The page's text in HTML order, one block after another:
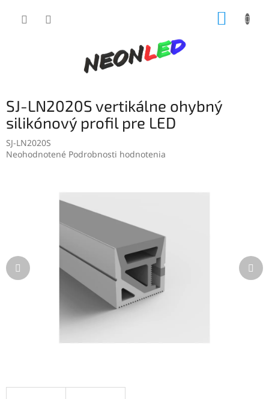
SJ-LN2020S vertikálne ohybný
silikónový profil pre LED
SJ-LN2020S
Priemerné
Neohodnotené Podrobnosti hodnotenia